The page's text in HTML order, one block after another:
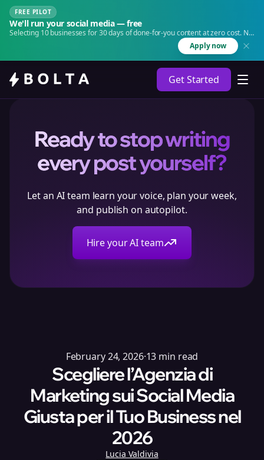
FREE PILOT
We'll run your social media — free
Selecting 10 businesses for 30 days of done-for-you content at zero cost. No
Apply now
Get Started
Ready to stop writing
every post yourself?
Let an AI team learn your voice, plan your week,
and publish on autopilot.
Hire your AI team
February 24, 2026·13 min read
Scegliere l’Agenzia di
Marketing sui Social Media
Giusta per il Tuo Business nel
2026
Lucia Valdivia